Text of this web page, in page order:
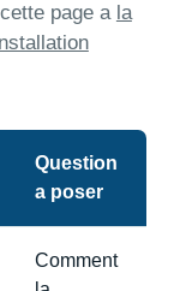
page a la
Question
a poser
Comment